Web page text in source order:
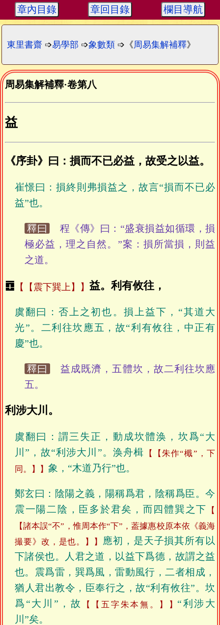
章內目錄 章回目錄 欄目導航
東里書齋 ➩易學部 ➩象數類 ➩《周易集解補釋》
周易集解補釋·卷第八
益
《序卦》曰：損而不已必益，故受之以益。
崔憬曰：損終則弗損益之，故言“損而不已必
益”也。
釋曰
程《傳》曰：“盛衰損益如循環，損
極必益，理之自然。”案：損所當損，則益
之道。
䷩ 【震下巽上】 益。利有攸往，
虞翻曰：否上之初也。損上益下，“其道大
光”。二利往坎應五，故“利有攸往，中正有
慶”也。
釋曰
益成既濟，五體坎，故二利往坎應
五。
利涉大川。
虞翻曰：謂三失正，動成坎體涣，坎爲“大
川”，故“利涉大川”。涣舟楫
【朱作“檝”，下
同。】
象，“木道乃行”也。
鄭玄曰：陰陽之義，陽稱爲君，陰稱爲臣。今
震一陽二陰，臣多於君矣，而四體巽之下
【諸本誤“不”，惟周本作“下”，葢據惠校原本依《義海
撮要》改，是也。】
應初，是天子損其所有以
下諸侯也。人君之道，以益下爲德，故謂之益
也。震爲雷，巽爲風，雷動風行，二者相成，
猶人君出教令，臣奉行之，故“利有攸往”。坎
爲“大川”，故
【五字朱本無。】
“利涉大
川”矣。